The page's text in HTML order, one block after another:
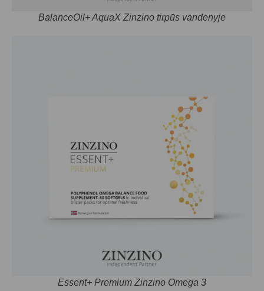
BalanceOil+ AquaX Zinzino tirpūs vandenyje
Essent+ Premium Zinzino Omega 3